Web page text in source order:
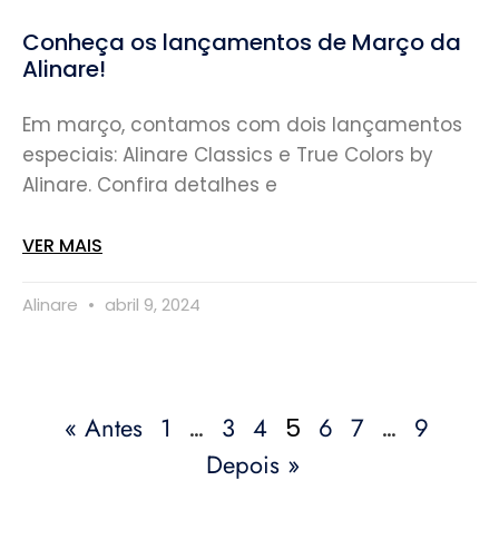
Conheça os lançamentos de Março da
Alinare!
Em março, contamos com dois lançamentos
especiais: Alinare Classics e True Colors by
Alinare. Confira detalhes e
VER MAIS
Alinare abril 9, 2024
« Antes 1 … 3 4 5 6 7 … 9
Depois »